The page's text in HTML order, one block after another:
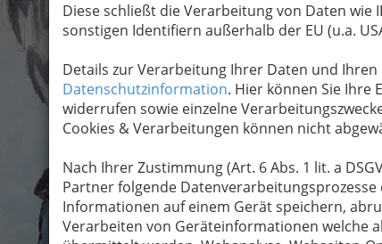
Diese schließt die Verarbeitung von Daten wie
sonstigen Identifiern außerhalb der EU (u.a.
Details zur Verarbeitung Ihrer Daten und Ihren
Datenschutzinformation. Hier können Sie Ihre
widerrufen sowie einzelne
Cookies & Verarbeitungen können nicht
Nach Ihrer Zustimmung (Art. 6 Abs. 1 lit. a
Partner folgende Datenverarbeitungsprozesse
Informationen auf einem Gerät speichern,
Verarbeiten von Geräteinformationen welche